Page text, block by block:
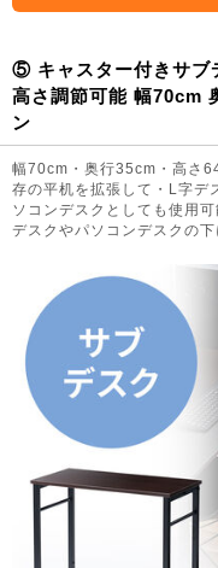
⑤ キャスター付きサブ
高さ調節可能 幅70cm
ン
幅70cm・奥行35cm・高さ
存の平机を拡張して・L字デ
ソコンデスクとしても使用
デスクやパソコンデスクの下